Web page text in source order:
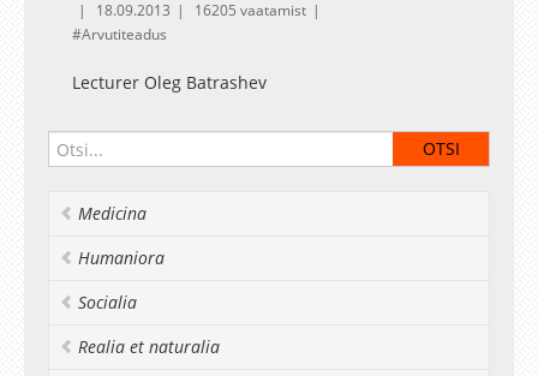
18.09.2013
16205 vaatamist
Arvutiteadus
Lecturer Oleg Batrashev
Medicina
Humaniora
Socialia
Realia et naturalia